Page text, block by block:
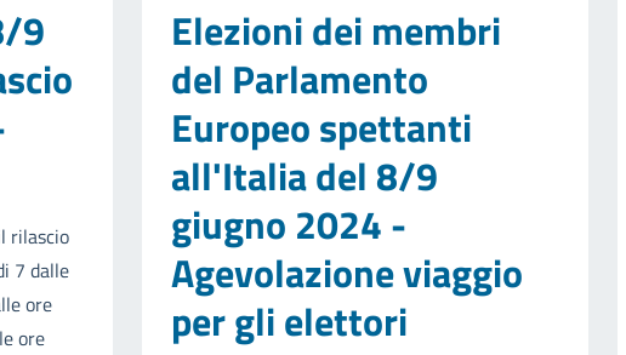
9
rilascio
7 dalle
ore
ore
Elezioni dei membri
del Parlamento
Europeo spettanti
all'Italia del 8/9
giugno 2024 -
Agevolazione viaggio
per gli elettori